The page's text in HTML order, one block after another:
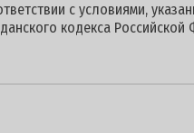
с условиями,
кодекса Российской